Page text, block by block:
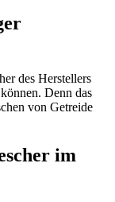
des Herstellers
Denn das
von Getreide
im